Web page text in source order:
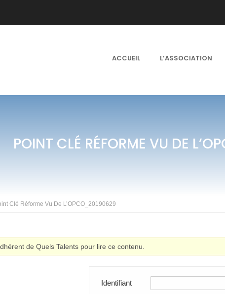
ACCUEIL L’ASSOCIATION
POINT CLÉ RÉFORME VU DE
Clé Réforme Vu De L’OPCO_20190629
de Quels Talents pour lire ce contenu.
Identifiant